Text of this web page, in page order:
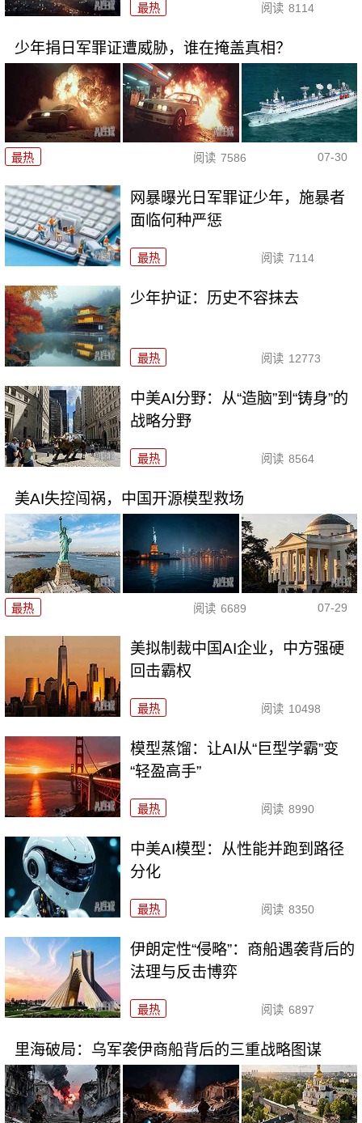
最热 阅读 8114
少年捐日军罪证遭威胁，谁在掩盖真相？
最热 阅读 7586 07-30
网暴曝光日军罪证少年，施暴者
面临何种严惩
最热 阅读 7114
少年护证：历史不容抹去
最热 阅读 12773
中美AI分野：从“造脑”到“铸身”的
战略分野
最热 阅读 8564
美AI失控闯祸，中国开源模型救场
最热 阅读 6689 07-29
美拟制裁中国AI企业，中方强硬
回击霸权
最热 阅读 10498
模型蒸馏：让AI从“巨型学霸”变
“轻盈高手”
最热 阅读 8990
中美AI模型：从性能并跑到路径
分化
最热 阅读 8350
伊朗定性“侵略”：商船遇袭背后的
法理与反击博弈
最热 阅读 6897
里海破局：乌军袭伊商船背后的三重战略图谋